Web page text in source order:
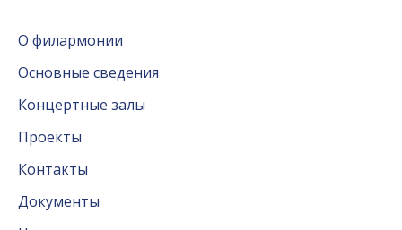
О филармонии
Основные сведения
Концертные залы
Проекты
Контакты
Документы